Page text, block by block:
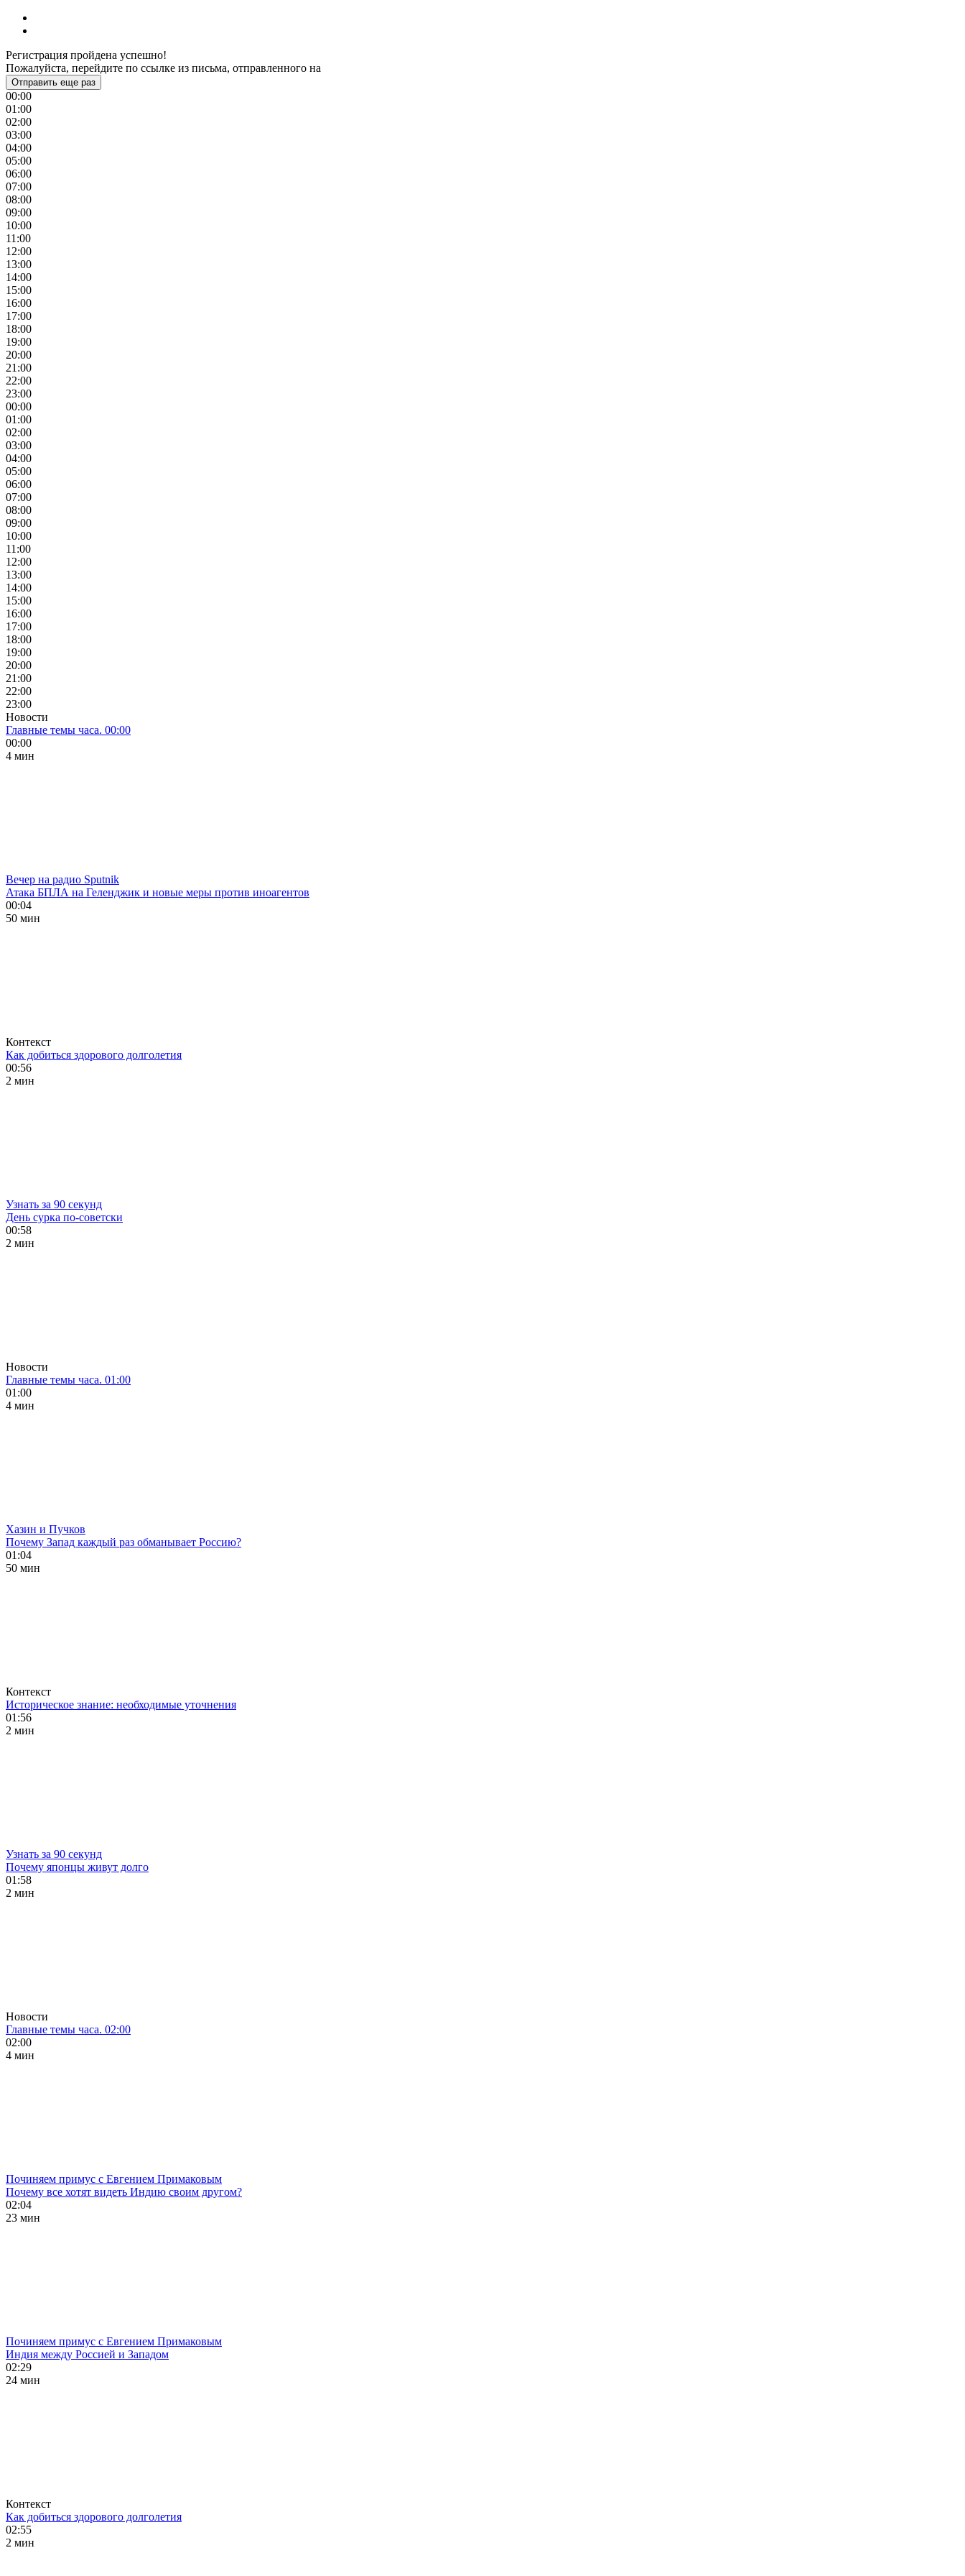
Регистрация пройдена успешно!
Пожалуйста, перейдите по ссылке из письма, отправленного на
Отправить еще раз
00:00
01:00
02:00
03:00
04:00
05:00
06:00
07:00
08:00
09:00
10:00
11:00
12:00
13:00
14:00
15:00
16:00
17:00
18:00
19:00
20:00
21:00
22:00
23:00
00:00
01:00
02:00
03:00
04:00
05:00
06:00
07:00
08:00
09:00
10:00
11:00
12:00
13:00
14:00
15:00
16:00
17:00
18:00
19:00
20:00
21:00
22:00
23:00
Новости
Главные темы часа. 00:00
00:00
4 мин
Вечер на радио Sputnik
Атака БПЛА на Геленджик и новые меры против иноагентов
00:04
50 мин
Контекст
Как добиться здорового долголетия
00:56
2 мин
Узнать за 90 секунд
День сурка по-советски
00:58
2 мин
Новости
Главные темы часа. 01:00
01:00
4 мин
Хазин и Пучков
Почему Запад каждый раз обманывает Россию?
01:04
50 мин
Контекст
Историческое знание: необходимые уточнения
01:56
2 мин
Узнать за 90 секунд
Почему японцы живут долго
01:58
2 мин
Новости
Главные темы часа. 02:00
02:00
4 мин
Починяем примус с Евгением Примаковым
Почему все хотят видеть Индию своим другом?
02:04
23 мин
Починяем примус с Евгением Примаковым
Индия между Россией и Западом
02:29
24 мин
Контекст
Как добиться здорового долголетия
02:55
2 мин